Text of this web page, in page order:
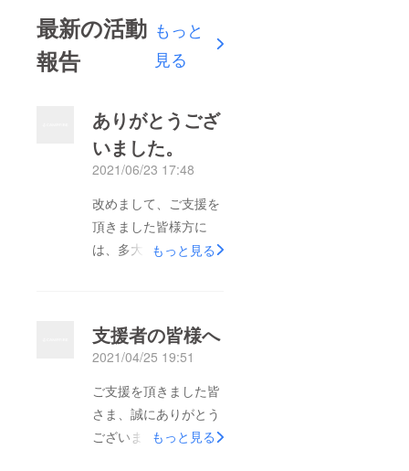
最新の活動
報告
もっと
見る
ありがとうござ
いました。
2021/06/23 17:48
改めまして、ご支援を
頂きました皆様方に
は、多大なる感謝を申
いたしました。プロ
ジェクトはここで終了
となりますが、また秋
近くに秋冬アクセサ
リーでの再プロジェク
もっと見る
支援者の皆様へ
2021/04/25 19:51
ご支援を頂きました皆
さま、誠にありがとう
ございます。プロジェ
もっと見る